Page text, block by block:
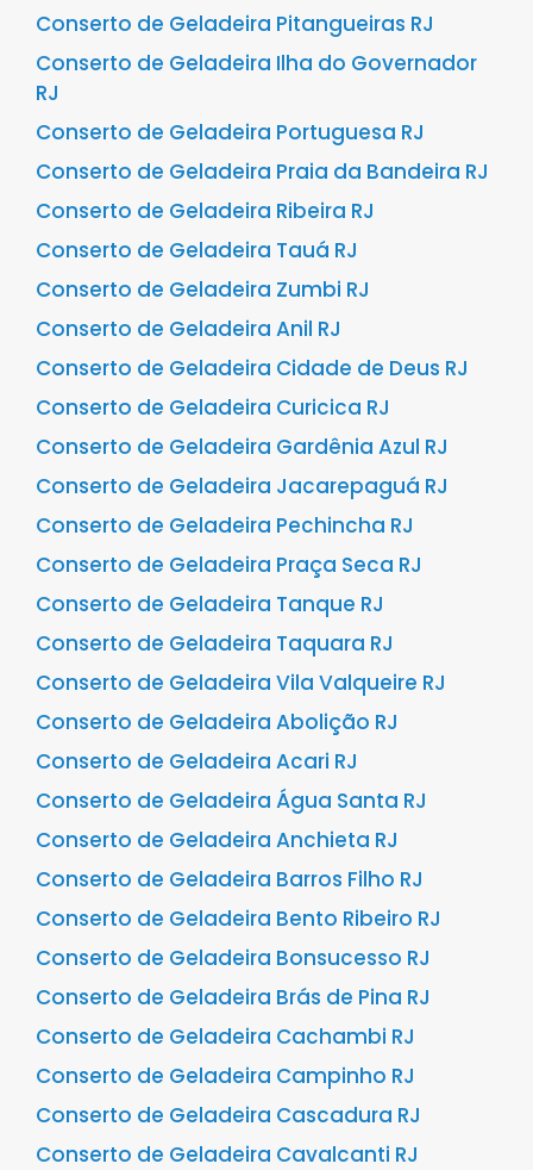
Conserto de Geladeira Pitangueiras RJ
Conserto de Geladeira Ilha do Governador
RJ
Conserto de Geladeira Portuguesa RJ
Conserto de Geladeira Praia da Bandeira RJ
Conserto de Geladeira Ribeira RJ
Conserto de Geladeira Tauá RJ
Conserto de Geladeira Zumbi RJ
Conserto de Geladeira Anil RJ
Conserto de Geladeira Cidade de Deus RJ
Conserto de Geladeira Curicica RJ
Conserto de Geladeira Gardênia Azul RJ
Conserto de Geladeira Jacarepaguá RJ
Conserto de Geladeira Pechincha RJ
Conserto de Geladeira Praça Seca RJ
Conserto de Geladeira Tanque RJ
Conserto de Geladeira Taquara RJ
Conserto de Geladeira Vila Valqueire RJ
Conserto de Geladeira Abolição RJ
Conserto de Geladeira Acari RJ
Conserto de Geladeira Água Santa RJ
Conserto de Geladeira Anchieta RJ
Conserto de Geladeira Barros Filho RJ
Conserto de Geladeira Bento Ribeiro RJ
Conserto de Geladeira Bonsucesso RJ
Conserto de Geladeira Brás de Pina RJ
Conserto de Geladeira Cachambi RJ
Conserto de Geladeira Campinho RJ
Conserto de Geladeira Cascadura RJ
Conserto de Geladeira Cavalcanti RJ